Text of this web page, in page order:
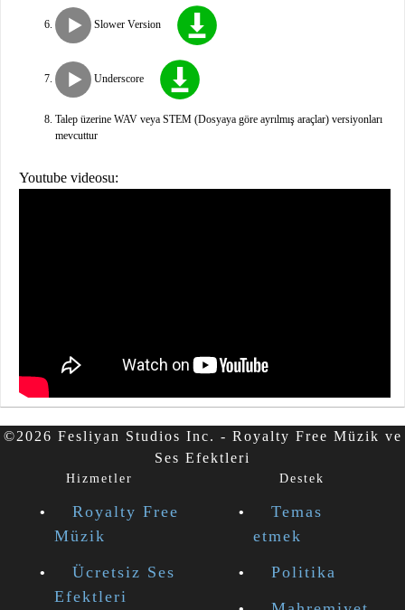
Slower Version
Underscore
Talep üzerine WAV veya STEM (Dosyaya göre ayrılmış araçlar) versiyonları
mevcuttur
Youtube videosu:
©2026 Fesliyan Studios Inc. - Royalty Free Müzik ve
Ses Efektleri
Hizmetler
Royalty Free
Müzik
Ücretsiz Ses
Efektleri
Destek
Temas
etmek
Politika